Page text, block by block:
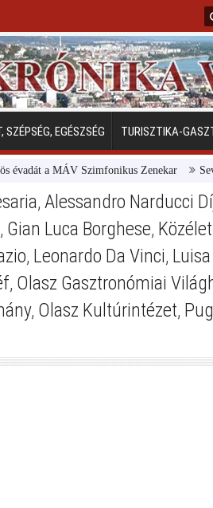
SZÉPSÉG, EGÉSZSÉG TURISZTIKA-
a MÁV Szimfonikus Zenekar Sevillai
, Alessandro Narducci
, Gian Luca Borghese,
, Leonardo Da Vinci, Luisa
, Olasz Gasztronómiai
, Olasz Kultúrintézet,